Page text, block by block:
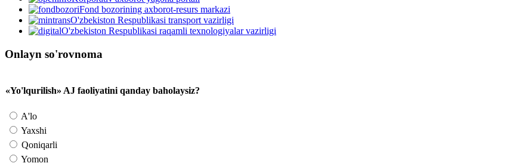
Fond bozorining axborot-resurs markazi
O'zbekiston Respublikasi transport vazirligi
O'zbekiston Respublikasi raqamli texnologiyalar vazirligi
Onlayn so'rovnoma
«Yo'lqurilish» AJ faoliyatini qanday baholaysiz?
A'lo
Yaxshi
Qoniqarli
Yomon